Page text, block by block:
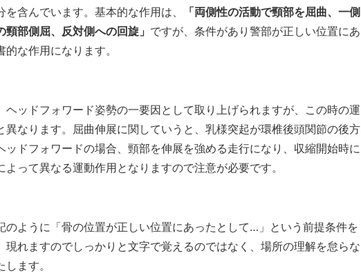
含んでいます。基本的な作用は、
「両側性の活動で頸部を屈曲、一側
部側屈、反対側への回旋」 ですが、条件があり警部が正しい位置にあ
な作用になります。
ヘッドフォワード姿勢の一要因として取り上げられますが、この時の運
異なります。屈曲伸展に関していうと、乳様突起が環椎後頭関節の後方
ッドフォワードの場合、頸部を伸展を強める走行になり、収縮開始時に
よって異なる運動作用となりますので注意が必要です。
のように「骨の位置が正しい位置にあったとして…」という前提条件を
現れますのでしっかりと文字で覚えるのではなく、場所の理解を怠らな
ます。